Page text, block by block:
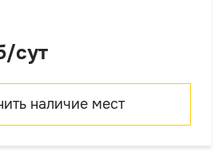
сут
наличие мест